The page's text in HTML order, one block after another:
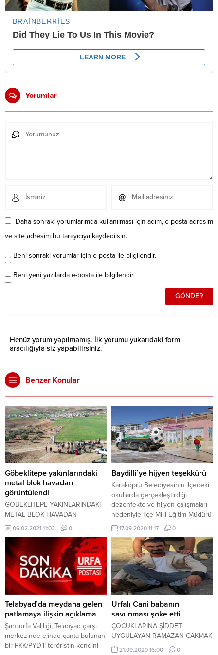
Yorumlar
Daha sonraki yorumlarımda kullanılması için adım, e-posta adresim
ve site adresim bu tarayıcıya kaydedilsin.
Beni sonraki yorumlar için e-posta ile bilgilendir.
Beni yeni yazılarda e-posta ile bilgilendir.
Henüz yorum yapılmamış. İlk yorumu yukarıdaki form
aracılığıyla siz yapabilirsiniz.
Benzer Konular
Göbeklitepe yakınlarındaki
metal blok havadan
görüntülendi
GÖBEKLİTEPE YAKINLARINDAKİ
METAL BLOK HAVADAN
GÖRÜNTÜLENDİ
06.02.2021 11:02 0
Baydilli’ye hijyen teşekkürü
Karaköprü Belediyesinin ilçedeki
okullarda gerçekleştirdiği
dezenfekte ve hijyen çalışmaları
nedeniyle İlçe Milli Eğitim Müdürü
Hacı Murat Yanmaz, Belediye
Başkanı Metin Baydilli'ye teşekkür
etti.
17.09.2020 11:17 0
Telabyad’da meydana gelen
patlamaya ilişkin açıklama
Şanlıurfa Valiliği, Telabyad çarşı
merkezinde elinde çanta bulunan
bir PKK/PYD’li teröristin kendini
Urfalı Cani babanın
savunması şoke etti
ÇOCUKLARINA ŞİDDET
UYGULAYAN RAMAZAN ÇAKMAK
21.09.2020 16:00 0